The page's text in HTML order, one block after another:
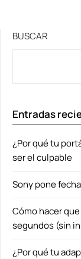
BUSCAR
Entradas
¿Por qué tu
ser el culpable
Sony pone
Cómo hacer
segundos (sin
¿Por qué tu